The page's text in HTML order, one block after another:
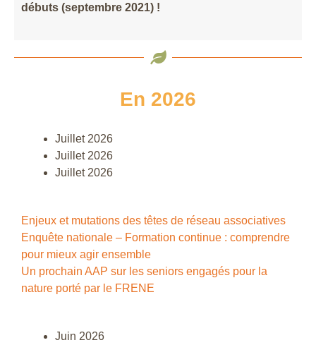
débuts (septembre 2021) !
En 2026
Juillet 2026
Juillet 2026
Juillet 2026
Enjeux et mutations des têtes de réseau associatives
Enquête nationale – Formation continue : comprendre
pour mieux agir ensemble
Un prochain AAP sur les seniors engagés pour la
nature porté par le FRENE
Juin 2026